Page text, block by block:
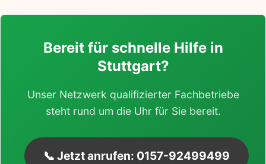
Bereit für schnelle Hilfe in
Stuttgart?
Unser Netzwerk qualifizierter Fachbetriebe
steht rund um die Uhr für Sie bereit.
📞 Jetzt anrufen: 0157-92499499